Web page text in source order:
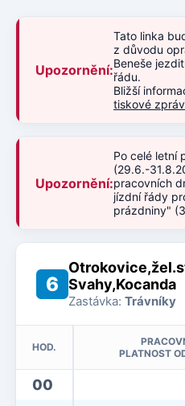
Upozornění:
Tato linka
z důvodu
Beneše
řádu.
Bližší
tiskové
Upozornění:
Po celé letní
(29.6.-
pracovních
jízdní řády
prázdniny"
6
Svahy,Kocanda
Zastávka: Trávníky
HOD.
PLATNOST
00